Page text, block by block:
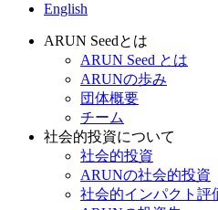
English
ARUN Seedとは
ARUN Seed とは
ARUNの歩み
団体概要
チーム
社会的投資について
社会的投資
ARUNの社会的投資
社会的インパクト評